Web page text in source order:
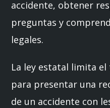
accidente, obtener
preguntas y
legales.
La ley estatal limita
para presentar una
de un accidente con